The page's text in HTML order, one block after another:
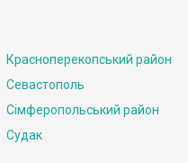
Красноперекопський район
Севастополь
Сімферопольський район
Судак